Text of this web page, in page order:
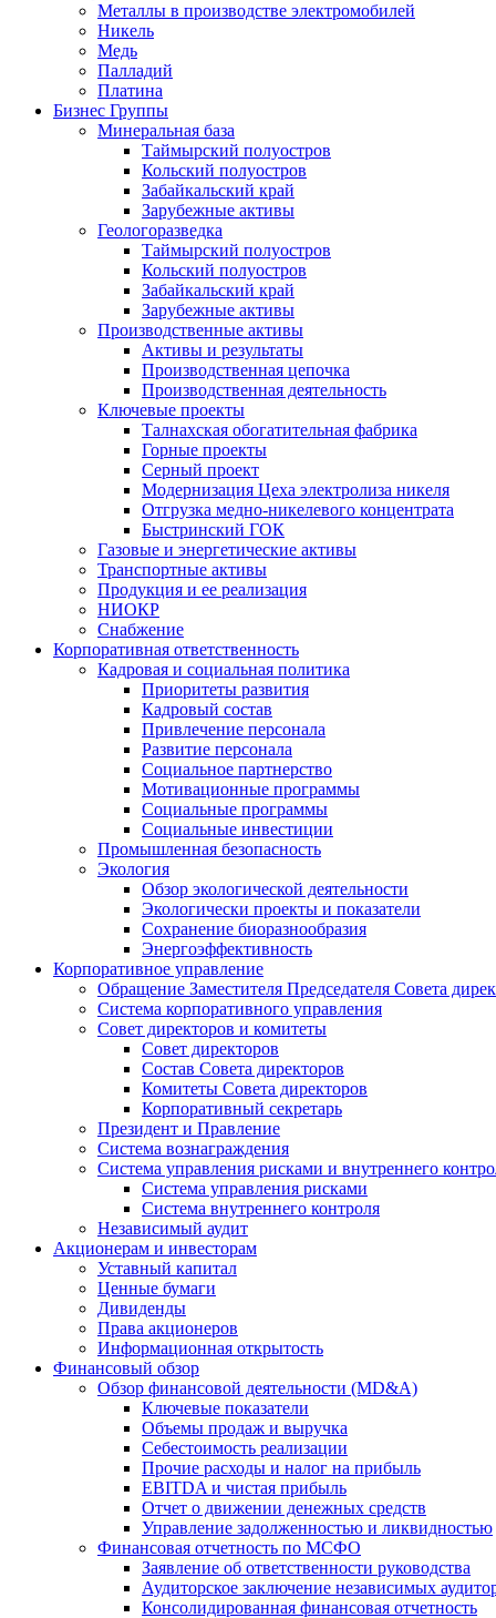
Металлы в производстве электромобилей
Никель
Медь
Палладий
Платина
Бизнес Группы
Минеральная база
Таймырский полуостров
Кольский полуостров
Забайкальский край
Зарубежные активы
Геологоразведка
Таймырский полуостров
Кольский полуостров
Забайкальский край
Зарубежные активы
Производственные активы
Активы и результаты
Производственная цепочка
Производственная деятельность
Ключевые проекты
Талнахская обогатительная фабрика
Горные проекты
Серный проект
Модернизация Цеха электролиза никеля
Отгрузка медно-никелевого концентрата
Быстринский ГОК
Газовые и энергетические активы
Транспортные активы
Продукция и ее реализация
НИОКР
Снабжение
Корпоративная ответственность
Кадровая и социальная политика
Приоритеты развития
Кадровый состав
Привлечение персонала
Развитие персонала
Социальное партнерство
Мотивационные программы
Социальные программы
Социальные инвестиции
Промышленная безопасность
Экология
Обзор экологической деятельности
Экологически проекты и показатели
Сохранение биоразнообразия
Энергоэффективность
Корпоративное управление
Обращение Заместителя Председателя Совета
Система корпоративного управления
Совет директоров и комитеты
Совет директоров
Состав Совета директоров
Комитеты Совета директоров
Корпоративный секретарь
Президент и Правление
Система вознаграждения
Система управления рисками и внутреннего
Система управления рисками
Система внутреннего контроля
Независимый аудит
Акционерам и инвесторам
Уставный капитал
Ценные бумаги
Дивиденды
Права акционеров
Информационная открытость
Финансовый обзор
Обзор финансовой деятельности (MD&A)
Ключевые показатели
Объемы продаж и выручка
Себестоимость реализации
Прочие расходы и налог на прибыль
EBITDA и чистая прибыль
Отчет о движении денежных средств
Управление задолженностью и ликвидностью
Финансовая отчетность по МСФО
Заявление об ответственности руководства
Аудиторское заключение независимых
Консолидированная финансовая отчетность